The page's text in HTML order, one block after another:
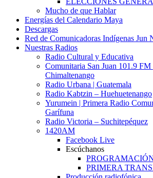
Mucho de que Hablar
Energías del Calendario Maya
Descargas
Red de Comunicadoras Indígenas Jun
Nuestras Radios
Radio Cultural y Educativa
Comunitaria San Juan 101.9 FM
Chimaltenango
Radio Urbana | Guatemala
Radio Kabtzin – Huehuetenango
Yurumein | Primera Radio
Garífuna
Radio Victoria – Suchitepéquez
1420AM
Facebook Live
Escúchanos
PRIMERA